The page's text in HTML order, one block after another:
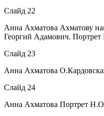
Слайд 22
Анна Ахматова Ахматову
Георгий Адамович. Портрет
Слайд 23
Анна Ахматова
Слайд 24
Анна Ахматова Портрет